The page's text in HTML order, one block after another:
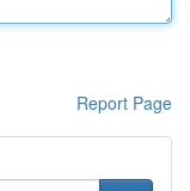
Report Page